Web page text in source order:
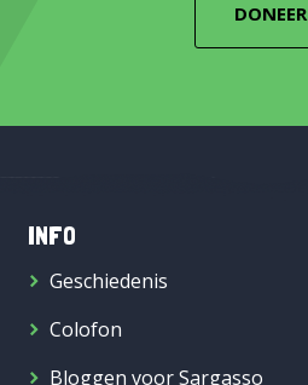
DONEER
INFO
Geschiedenis
Colofon
Bloggen voor Sargasso